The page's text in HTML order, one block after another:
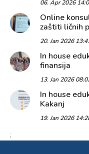
06. Apr 2026
Online
zaštiti ličnih
20. Jan 2026
In house
finansija
13. Jan 2026
In house
Kakanj
19. Jan 2026
;